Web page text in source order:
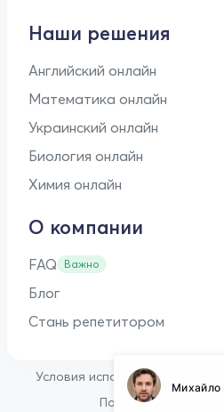
Наши решения
Английский онлайн
Математика онлайн
Украинский онлайн
Биология онлайн
Химия онлайн
О компании
FAQ Важно
Блог
Стань репетитором
Условия использования
Политика